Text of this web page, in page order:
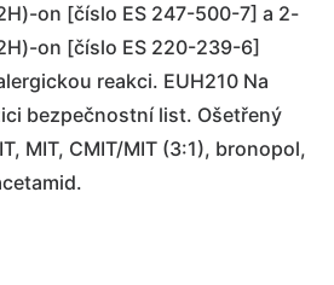
on [číslo ES 247-500-7] a 2-
on [číslo ES 220-239-6]
reakci. EUH210 Na
bezpečnostní list. Ošetřený
MIT, CMIT/MIT (3:1), bronopol,